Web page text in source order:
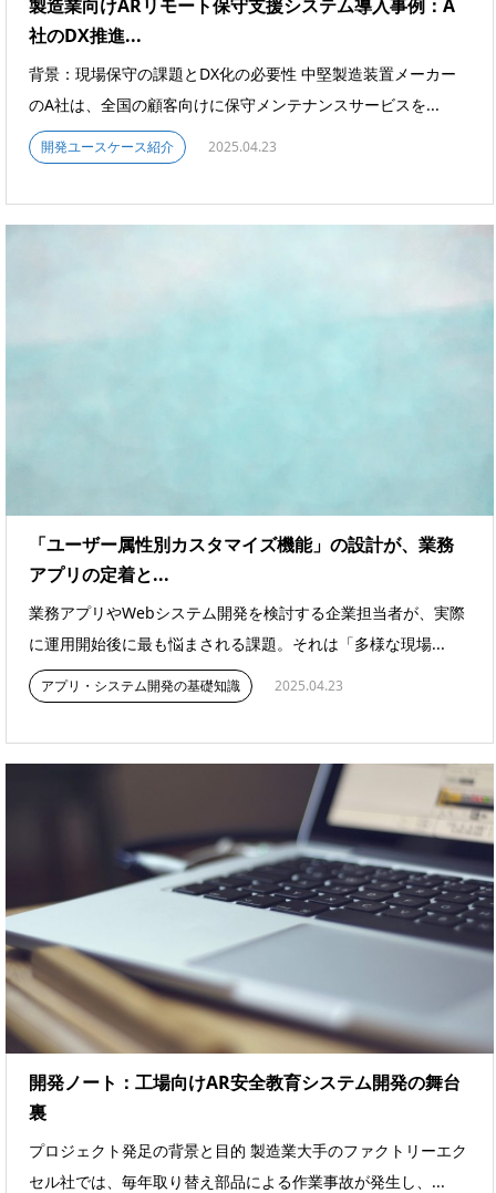
製造業向けARリモート保守支援システム導入事例：A
社のDX推進...
背景：現場保守の課題とDX化の必要性 中堅製造装置メーカー
のA社は、全国の顧客向けに保守メンテナンスサービスを...
開発ユースケース紹介 2025.04.23
「ユーザー属性別カスタマイズ機能」の設計が、業務
アプリの定着と...
業務アプリやWebシステム開発を検討する企業担当者が、実際
に運用開始後に最も悩まされる課題。それは「多様な現場...
アプリ・システム開発の基礎知識 2025.04.23
開発ノート：工場向けAR安全教育システム開発の舞台
裏
プロジェクト発足の背景と目的 製造業大手のファクトリーエク
セル社では、毎年取り替え部品による作業事故が発生し、...